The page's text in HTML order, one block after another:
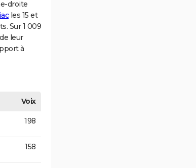
droite
les 15 et
Sur 1 009
leur
à
Voix
198
158